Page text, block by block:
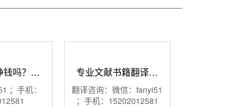
钱吗？…
；手机：
专业文献书籍翻译…
翻译咨询：微信：fanyi51
；手机：15202012581